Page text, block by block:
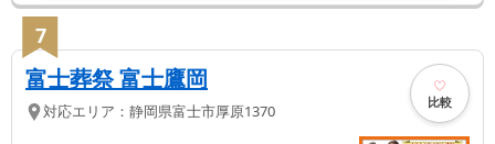
7
富士葬祭 富士鷹岡
対応エリア： 静岡県富士市厚原1370 比較